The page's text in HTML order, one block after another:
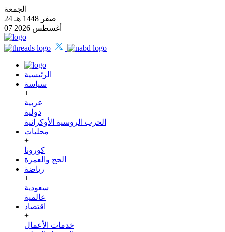
الجمعة
24 صفر 1448 هـ
07 أغسطس 2026
الرئيسية
سياسة
+
عربية
دولية
الحرب الروسية الأوكرانية
محليات
+
كورونا
الحج والعمرة
رياضة
+
سعودية
عالمية
اقتصاد
+
خدمات الأعمال